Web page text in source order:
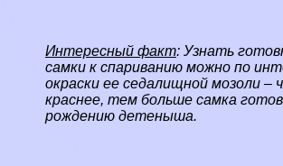
Интересный факт: Узнать
самки к спариванию можно по
окраски ее седалищной мозоли –
краснее, тем больше самка
рождению детеныша.